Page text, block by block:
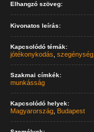
Elhangzó szöveg:
Kivonatos leírás:
Kapcsolódó témák:
jótékonykodás ,szegénység
Szakmai címkék:
munkásság
Kapcsolódó helyek:
Magyarország Budapest